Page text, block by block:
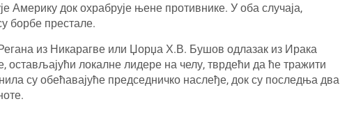
Америку док охрабрује њене противнике. У оба случаја,
борбе престале.
из Никарагве или Џорџа Х.В. Бушов одлазак из Ирака
остављајући локалне лидере на челу, тврдећи да ће тражити
су обећавајуће председничко наслеђе, док су последња два